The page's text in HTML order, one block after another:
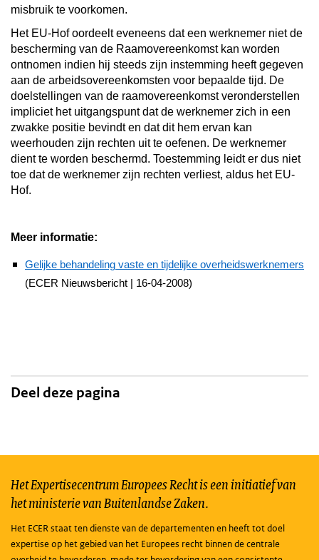
misbruik te voorkomen.
Het EU-Hof oordeelt eveneens dat een werknemer niet de
bescherming van de Raamovereenkomst kan worden
ontnomen indien hij steeds zijn instemming heeft gegeven
aan de arbeidsovereenkomsten voor bepaalde tijd. De
doelstellingen van de raamovereenkomst veronderstellen
impliciet het uitgangspunt dat de werknemer zich in een
zwakke positie bevindt en dat dit hem ervan kan
weerhouden zijn rechten uit te oefenen. De werknemer
dient te worden beschermd. Toestemming leidt er dus niet
toe dat de werknemer zijn rechten verliest, aldus het EU-
Hof.
Meer informatie:
Gelijke behandeling vaste en tijdelijke overheidswerknemers
(ECER Nieuwsbericht | 16-04-2008)
Deel deze pagina
Het Expertisecentrum Europees Recht is een initiatief van
het ministerie van Buitenlandse Zaken.
Het ECER staat ten dienste van de departementen en heeft tot doel
expertise op het gebied van het Europees recht binnen de centrale